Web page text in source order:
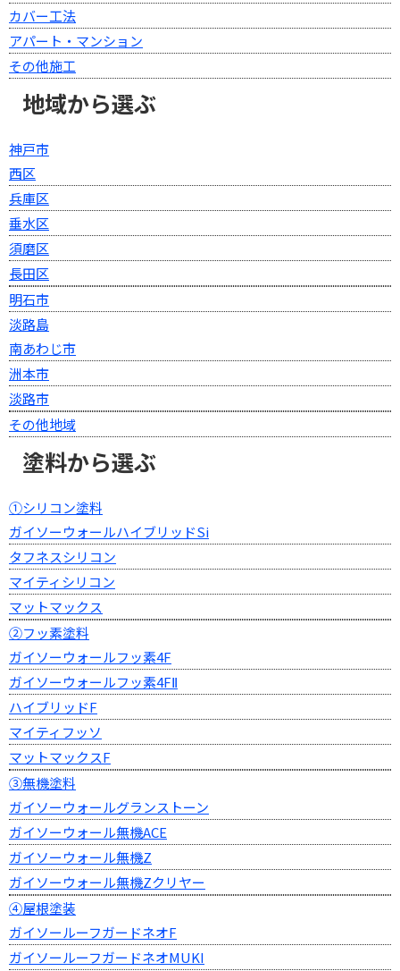
カバー工法
アパート・マンション
その他施工
地域から選ぶ
神戸市
西区
兵庫区
垂水区
須磨区
長田区
明石市
淡路島
南あわじ市
洲本市
淡路市
その他地域
塗料から選ぶ
①シリコン塗料
ガイソーウォールハイブリッドSi
タフネスシリコン
マイティシリコン
マットマックス
②フッ素塗料
ガイソーウォールフッ素4F
ガイソーウォールフッ素4FⅡ
ハイブリッドF
マイティフッソ
マットマックスF
③無機塗料
ガイソーウォールグランストーン
ガイソーウォール無機ACE
ガイソーウォール無機Z
ガイソーウォール無機Zクリヤー
④屋根塗装
ガイソールーフガードネオF
ガイソールーフガードネオMUKI